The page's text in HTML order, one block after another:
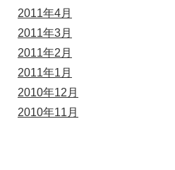
2011年4月
2011年3月
2011年2月
2011年1月
2010年12月
2010年11月